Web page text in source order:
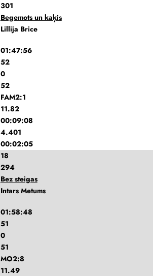
301
Begemots un kaķis
Lillija Brice
01:47:56
52
0
52
FAM2:1
11.82
00:09:08
4.401
00:02:05
18
294
Bez steigas
Intars Metums
01:58:48
51
0
51
MO2:8
11.49